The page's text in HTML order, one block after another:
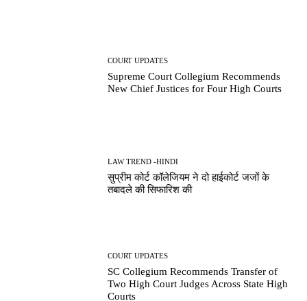
COURT UPDATES
Supreme Court Collegium Recommends
New Chief Justices for Four High Courts
LAW TREND -HINDI
सुप्रीम कोर्ट कॉलेजियम ने दो हाईकोर्ट जजों के
तबादले की सिफारिश की
COURT UPDATES
SC Collegium Recommends Transfer of
Two High Court Judges Across State High
Courts